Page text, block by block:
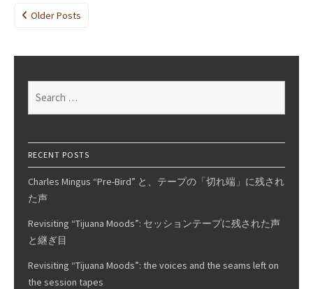
記
LAPC
Posts
Older Posts
for:
RECENT POSTS
Charles Mingus “Pre-Bird” と、テープの「切れ端」に残され
た声
Revisiting “Tijuana Moods”: セッションテープに残された声
と継ぎ目
Revisiting “Tijuana Moods”: the voices and the seams left on
the session tapes